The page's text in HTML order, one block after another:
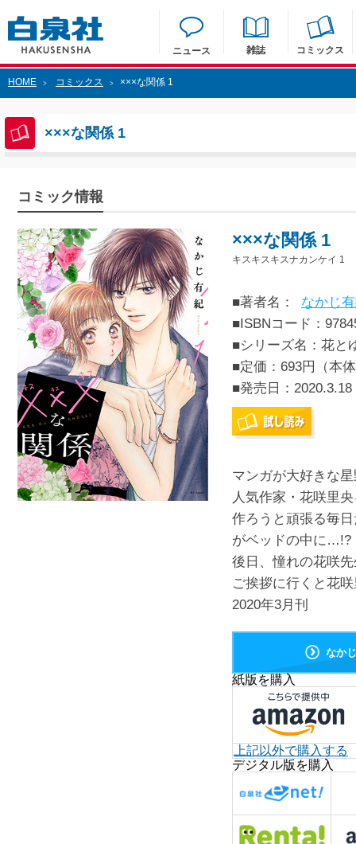
ニュース 雑誌 コミックス
HOME > コミックス > ×××な関係 1
×××な関係 1
コミック情報
×××な関係 1
キスキスキスナカンケイ 1
■著者名：
なかじ
■ISBNコード：
■シリーズ名：花と
■定価：693円（本
■発売日： 2020.3.18
マンガが大好きな
人気作家・花咲里
作ろうと頑張る毎
がベッドの中に…!?
後日、憧れの花咲
ご挨拶に行くと花
2020年3月刊
なか
紙版を購入
上記以外で購入する
デジタル版を購入